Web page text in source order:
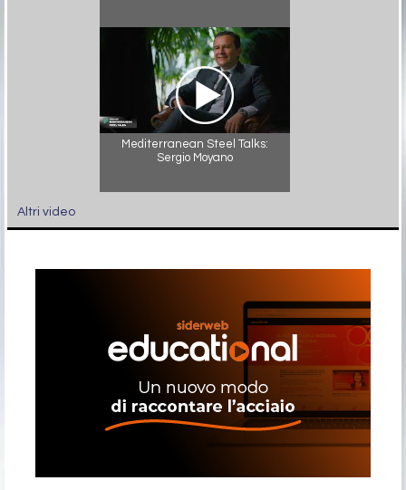
Mediterranean Steel Talks:
Sergio Moyano
Altri video